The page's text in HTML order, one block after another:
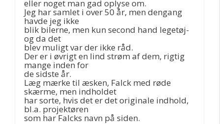
eller noget man gad oplyse om.
Jeg har samlet i over 50 år, men dengang
havde jeg ikke
blik bilerne, men kun second hand legetøj-
og da det
blev muligt var der ikke råd.
Der er i øvrigt en lind strøm af dem, rigtig
mange inden for
de sidste år.
Læg mærke til æsken, Falck med røde
skærme, men indholdet
har sorte, hvis det er det originale indhold,
bl.a. projektøren
som har Falcks navn på siden.